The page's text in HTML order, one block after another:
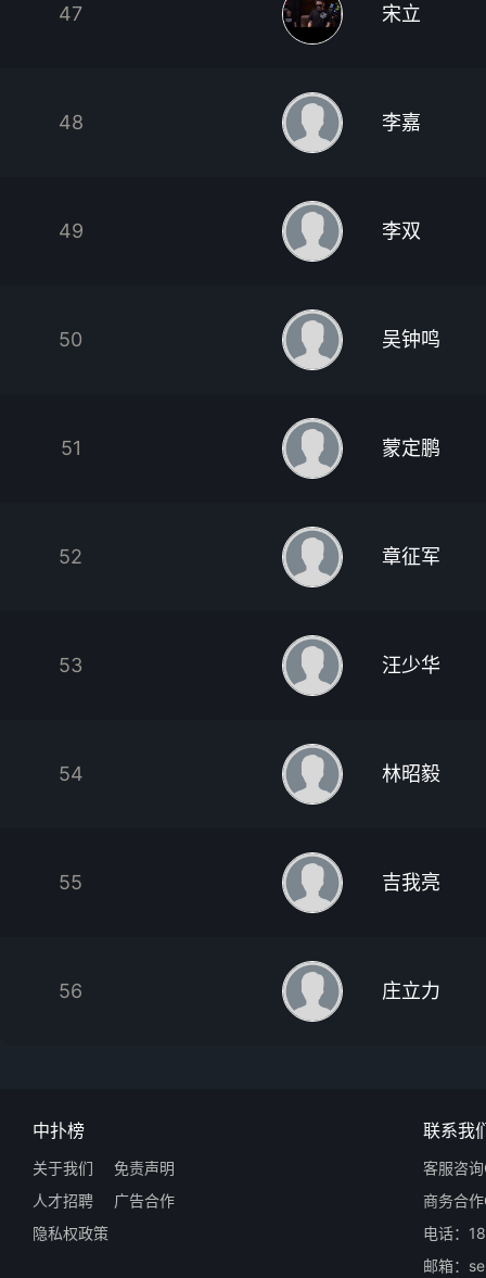
47 宋立
48 李嘉
49 李双
50 吴钟鸣
51 蒙定鹏
52 章征军
53 汪少华
54 林昭毅
55 吉我亮
56 庄立力
中扑榜
关于我们
免责声明
人才招聘
广告合作
隐私权政策
联系我
客服咨
商务合
电话：
邮箱：